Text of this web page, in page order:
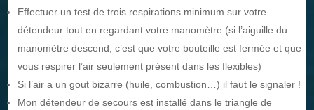
Effectuer un test de trois respirations minimum sur votre
détendeur tout en regardant votre manomètre (si l’aiguille du
manomètre descend, c’est que votre bouteille est fermée et que
vous respirer l’air seulement présent dans les flexibles)
Si l’air a un gout bizarre (huile, combustion…) il faut le signaler !
Mon détendeur de secours est installé dans le triangle de